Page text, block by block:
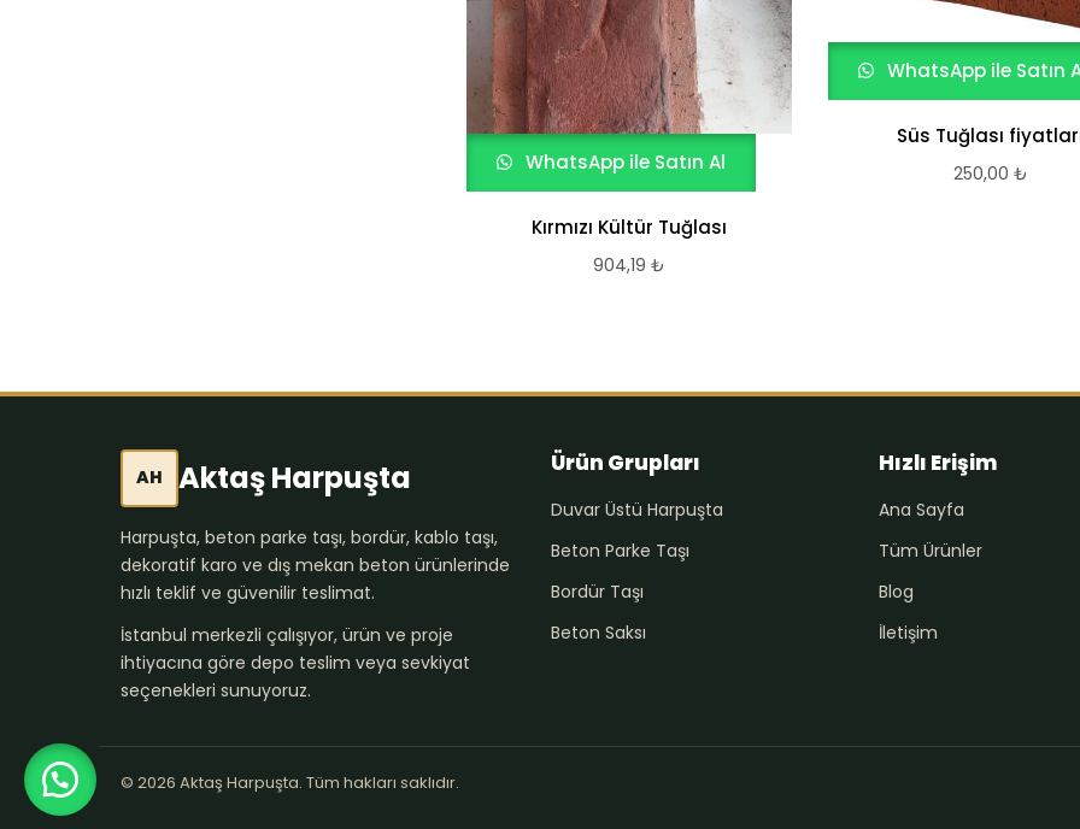
WhatsApp ile Satın Al
Kırmızı Kültür Tuğlası
904,19 ₺
WhatsApp ile Satın
Süs Tuğlası
250,00 ₺
AH Aktaş Harpuşta
Harpuşta, beton parke taşı, bordür, kablo taşı,
dekoratif karo ve dış mekan beton ürünlerinde
hızlı teklif ve güvenilir teslimat.
İstanbul merkezli çalışıyor, ürün ve proje
ihtiyacına göre depo teslim veya sevkiyat
seçenekleri sunuyoruz.
Ürün Grupları
Duvar Üstü Harpuşta
Beton Parke Taşı
Bordür Taşı
Beton Saksı
Hızlı Erişim
Ana Sayfa
Tüm Ürünler
Blog
İletişim
© 2026 Aktaş Harpuşta. Tüm hakları saklıdır.